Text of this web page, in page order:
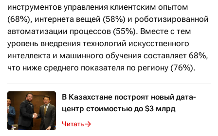
инструментов управления клиентским опытом
(68%), интернета вещей (58%) и роботизированной
автоматизации процессов (55%). Вместе с тем
уровень внедрения технологий искусственного
интеллекта и машинного обучения составляет 68%,
что ниже среднего показателя по региону (76%).
В Казахстане построят новый дата-
центр стоимостью до $3 млрд
Читать